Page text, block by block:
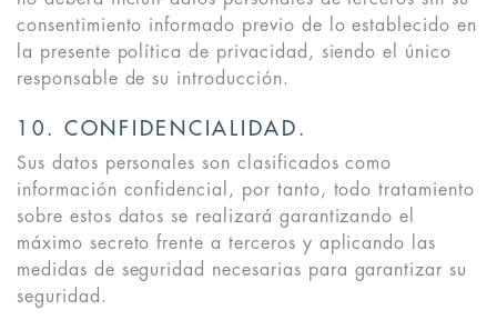
consentimiento informado previo de lo establecido en
la presente política de privacidad, siendo el único
responsable de su introducción.
10. CONFIDENCIALIDAD.
Sus datos personales son clasificados como
información confidencial, por tanto, todo tratamiento
sobre estos datos se realizará garantizando el
máximo secreto frente a terceros y aplicando las
medidas de seguridad necesarias para garantizar su
seguridad.